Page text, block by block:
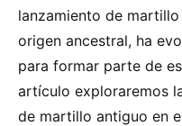
lanzamiento de
origen ancestral, ha
para formar parte de
artículo exploraremos
de martillo antiguo en